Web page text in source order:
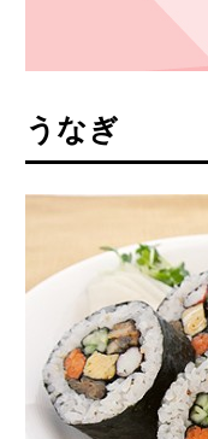
うなぎ